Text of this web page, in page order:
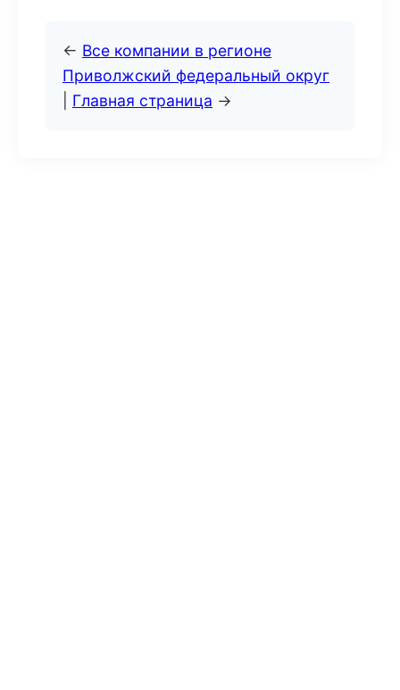
← Все компании в регионе
Приволжский федеральный округ
Главная страница →